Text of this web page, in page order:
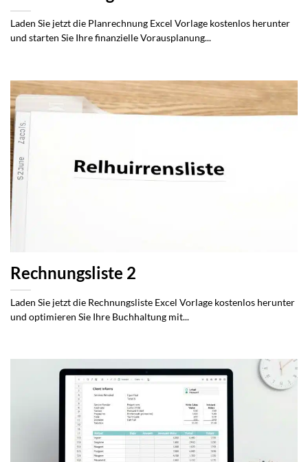
Laden Sie jetzt die Planrechnung Excel Vorlage kostenlos herunter
und starten Sie Ihre finanzielle Vorausplanung...
Rechnungsliste 2
Laden Sie jetzt die Rechnungsliste Excel Vorlage kostenlos herunter
und optimieren Sie Ihre Buchhaltung mit...